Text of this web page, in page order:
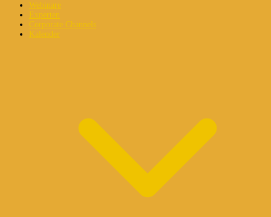
Webinare
Experten
Corporate Channels
Kalender